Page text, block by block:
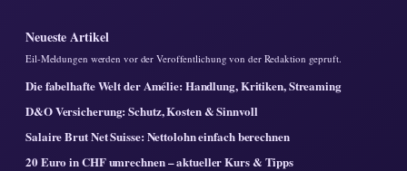
Neueste Artikel
Eil-Meldungen werden vor der Veroffentlichung von der Redaktion gepruft.
Die fabelhafte Welt der Amélie: Handlung, Kritiken, Streaming
D&O Versicherung: Schutz, Kosten & Sinnvoll
Salaire Brut Net Suisse: Nettolohn einfach berechnen
20 Euro in CHF umrechnen – aktueller Kurs & Tipps